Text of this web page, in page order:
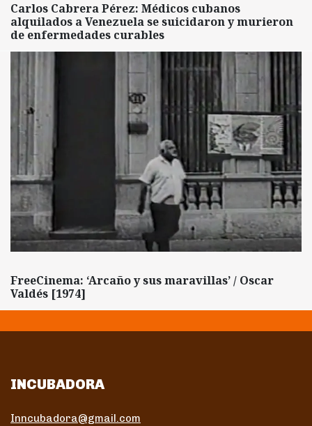
Carlos Cabrera Pérez: Médicos cubanos
alquilados a Venezuela se suicidaron y murieron
de enfermedades curables
FreeCinema: ‘Arcaño y sus maravillas’ / Oscar
Valdés [1974]
INCUBADORA
Inncubadora@gmail.com